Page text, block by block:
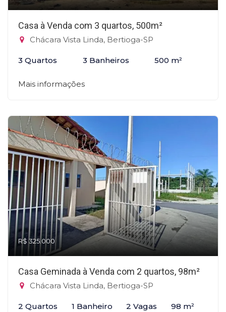
Casa à Venda com 3 quartos, 500m²
Chácara Vista Linda, Bertioga-SP
3 Quartos 3 Banheiros 500 m²
Mais informações
R$ 325.000
Casa Geminada à Venda com 2 quartos, 98m²
Chácara Vista Linda, Bertioga-SP
2 Quartos 1 Banheiro 2 Vagas 98 m²